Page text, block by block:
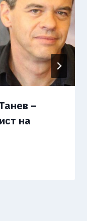
–
на